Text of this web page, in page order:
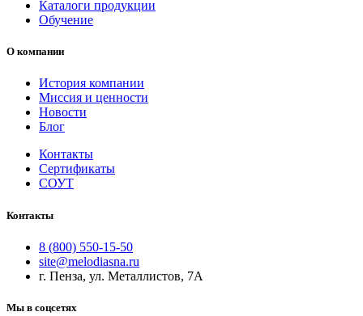
Каталоги продукции
Обучение
О компании
История компании
Миссия и ценности
Новости
Блог
Контакты
Сертификаты
СОУТ
Контакты
8 (800) 550-15-50
site@melodiasna.ru
г. Пенза, ул. Металлистов, 7А
Мы в соцсетях